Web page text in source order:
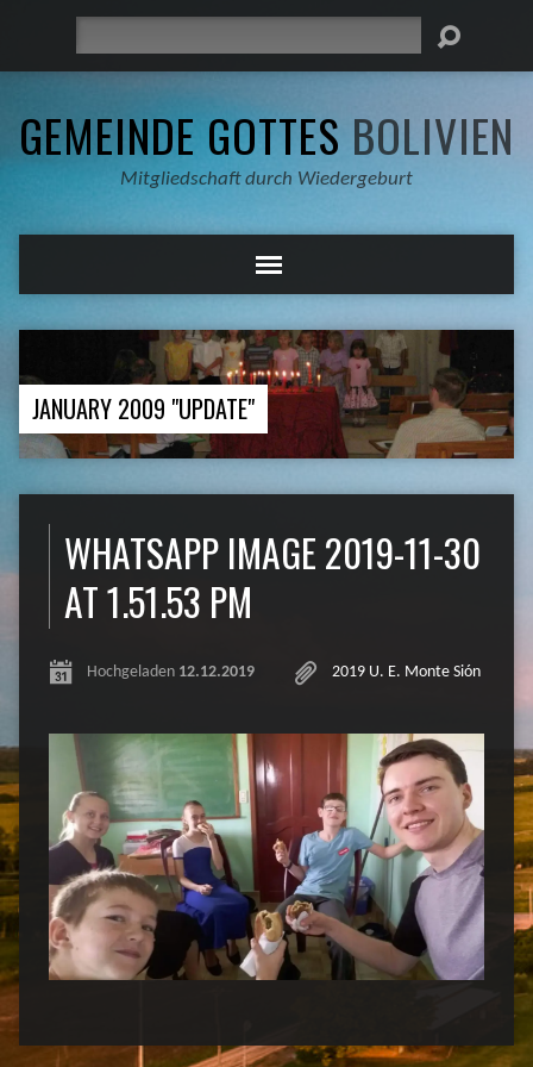
GEMEINDE GOTTES BOLIVIEN
Mitgliedschaft durch Wiedergeburt
JANUARY 2009 "UPDATE"
WHATSAPP IMAGE 2019-11-30
AT 1.51.53 PM
Hochgeladen 12.12.2019 2019 U. E. Monte Sión